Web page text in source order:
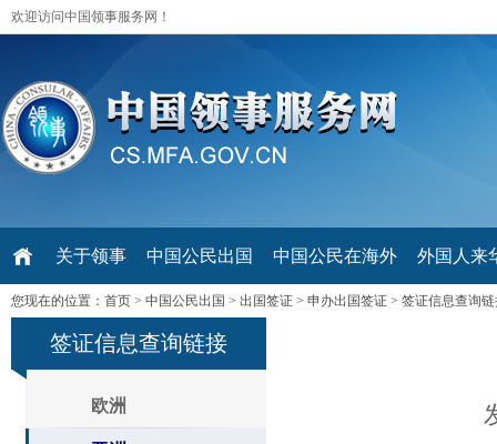
欢迎访问中国领事服务网！
关于领事 中国公民出国 中国公民在海外 外国人来
您现在的位置： 首页 > 中国公民出国 > 出国签证 > 申办出国签证 > 签证信息查询
签证信息查询链接
欧洲